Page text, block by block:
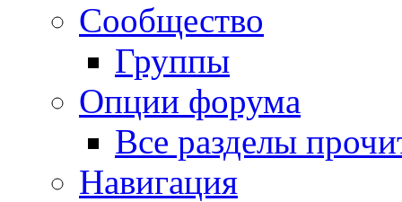
Сообщество
Группы
Опции форума
Все разделы
Навигация